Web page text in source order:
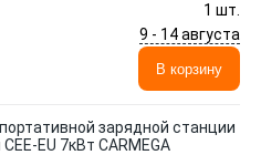
1 шт.
9 - 14 августа
В корзину
зарядной станции
EU 7кВт CARMEGA